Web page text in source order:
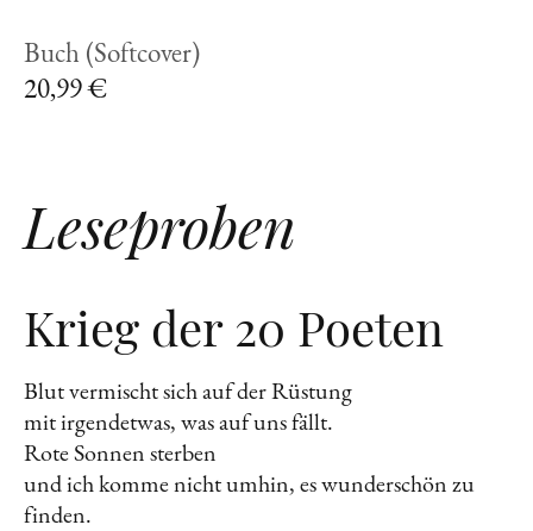
Buch (Softcover)
20,99 €
Leseproben
Krieg der 20 Poeten
Blut vermischt sich auf der Rüstung
mit irgendetwas, was auf uns fällt.
Rote Sonnen sterben
und ich komme nicht umhin, es wunderschön zu
finden.